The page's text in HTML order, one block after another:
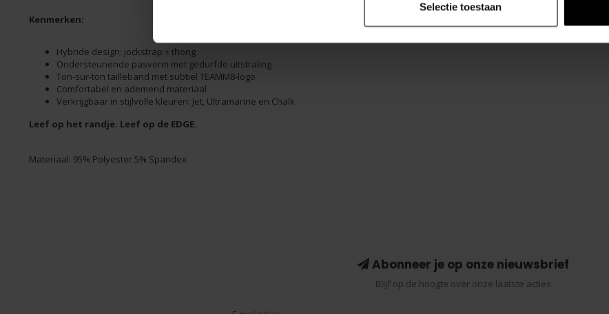
Selectie toestaan
Kenmerken:
Hybride design: jockstrap + thong
Ondersteunende pasvorm met gedurfde uitstraling
Ton-sur-ton tailleband met subtiel TEAMM8-logo
Comfortabel en ademend materiaal
Verkrijgbaar in stijlvolle kleuren: Jet, Ultramarine en Chalk
Leef op het randje. Leef op de EDGE.
Materiaal: 95% Polyester 5% Spandex
Abonneer je op onze nieuwsbrief
Blijf op de hoogte over onze laatste acties